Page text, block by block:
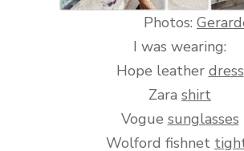
Photos:
I was wearing:
Hope leather dress
Zara shirt
Vogue sunglasses
Wolford fishnet